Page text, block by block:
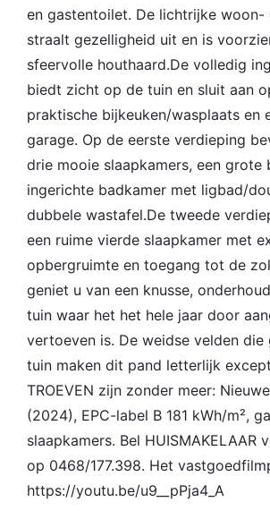
en gastentoilet. De lichtrijke woon-
straalt gezelligheid uit en is
sfeervolle houthaard.De volledig
biedt zicht op de tuin en sluit aan
praktische bijkeuken/wasplaats en
garage. Op de eerste verdieping
drie mooie slaapkamers, een grote
ingerichte badkamer met ligbad/
dubbele wastafel.De tweede
een ruime vierde slaapkamer met
opbergruimte en toegang tot de
geniet u van een knusse,
tuin waar het het hele jaar door
vertoeven is. De weidse velden die
tuin maken dit pand letterlijk
TROEVEN zijn zonder meer:
(2024), EPC-label B 181 kWh/m²,
slaapkamers. Bel HUISMAKELAAR
op 0468/177.398. Het
https://youtu.be/u9__pPja4_A